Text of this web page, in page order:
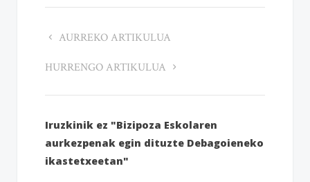
AURREKO ARTIKULUA
HURRENGO ARTIKULUA
Iruzkinik ez "Bizipoza Eskolaren
aurkezpenak egin dituzte Debagoieneko
ikastetxeetan"